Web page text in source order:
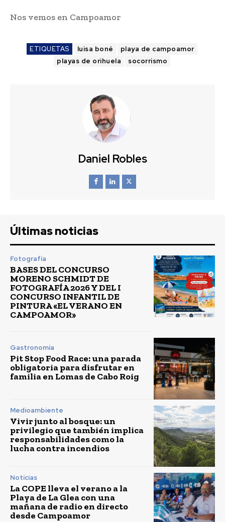
Nos vemos en Campoamor
ETIQUETAS luisa boné
playa de campoamor
playas de orihuela
socorrismo
Daniel Robles
Últimas noticias
Fotografía
BASES DEL CONCURSO
MORENO SCHMIDT DE
FOTOGRAFÍA 2026 Y DEL I
CONCURSO INFANTIL DE
PINTURA «EL VERANO EN
CAMPOAMOR»
Gastronomía
Pit Stop Food Race: una parada
obligatoria para disfrutar en
familia en Lomas de Cabo Roig
Medioambiente
Vivir junto al bosque: un
privilegio que también implica
responsabilidades como la
lucha contra incendios
Noticias
La COPE lleva el verano a la
Playa de La Glea con una
mañana de radio en directo
desde Campoamor